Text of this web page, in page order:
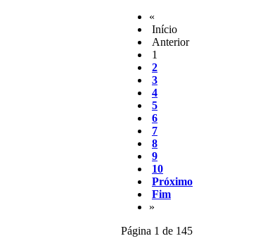
«
Início
Anterior
1
2
3
4
5
6
7
8
9
10
Próximo
Fim
»
Página 1 de 145